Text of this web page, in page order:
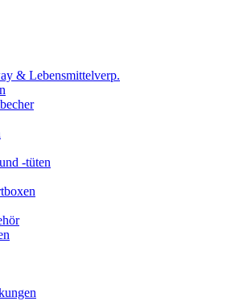
& Lebensmittelverp.
-tüten